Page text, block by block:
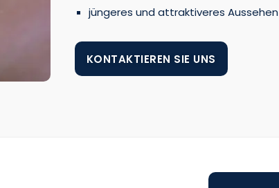
jüngeres und attraktiveres Aussehen
KONTAKTIEREN SIE UNS